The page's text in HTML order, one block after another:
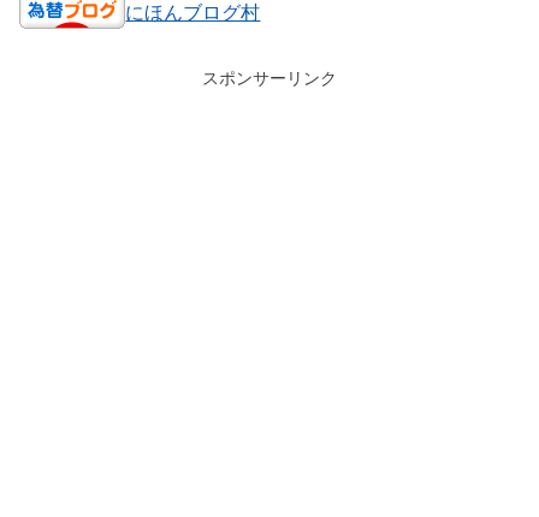
にほんブログ村
スポンサーリンク